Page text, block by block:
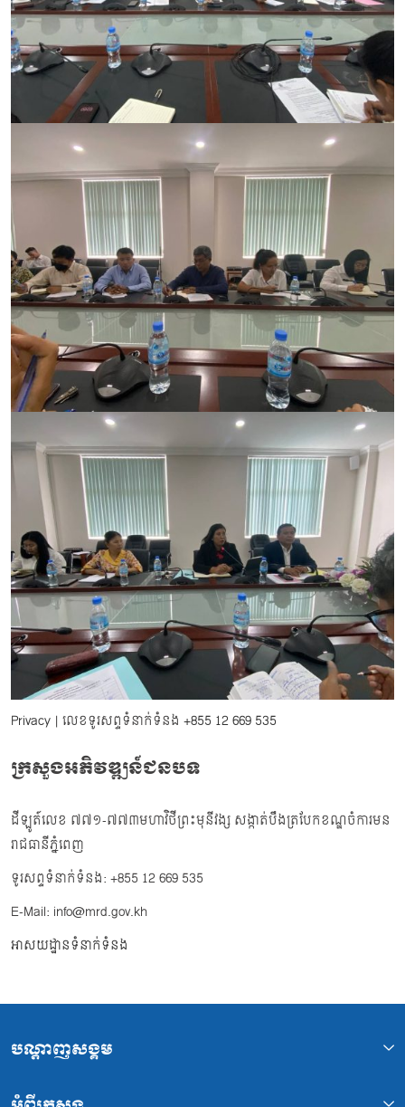
Privacy | លេខទូរសព្ទទំនាក់ទំនង +855 12 669 535
ក្រសួងអភិវឌ្ឍន៍ជនបទ
ដីឡូត៍លេខ ៧៧១-៧៧៣មហាវិថីព្រះមុនីវង្ស សង្កាត់បឹងត្របែកខណ្ឌចំការមន
រាជធានីភ្នំពេញ
ទូរសព្ទទំនាក់ទំនង: +855 12 669 535
E-Mail: info@mrd.gov.kh
អាសយដ្ឋានទំនាក់ទំនង
បណ្ដាញសង្គម